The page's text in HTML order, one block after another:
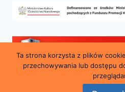
Ta strona korzysta z plików
przechowywania lub dostępu